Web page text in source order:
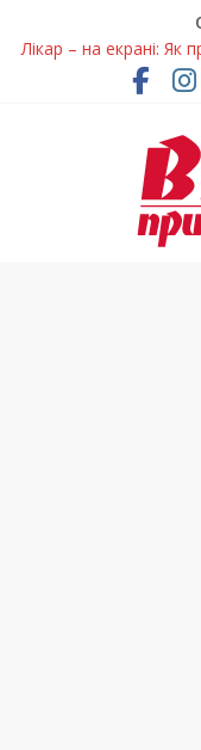
Лікар – на екрані: Як
Дніпропетровщині
У Дніпрі триває
Пошуки тривають: на
розташування
Ветерани